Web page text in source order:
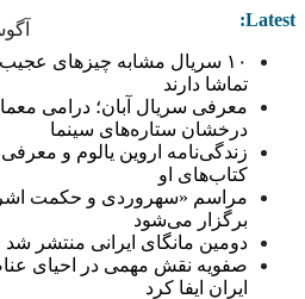
Latest:
۱۰ سریال مشابه چیزهای
تماشا دارند
معرفی سریال آبان؛ درامی
درخشان ستاره‌های سینما
زندگی‌نامه اروین یالوم و معرفی
کتاب‌های او
مراسم «سهروردی و حکمت
برگزار می‌شود
دومین مانگای ایرانی منتشر شد
صفویه نقش مهمی در احیای
ایران ایفا کرد